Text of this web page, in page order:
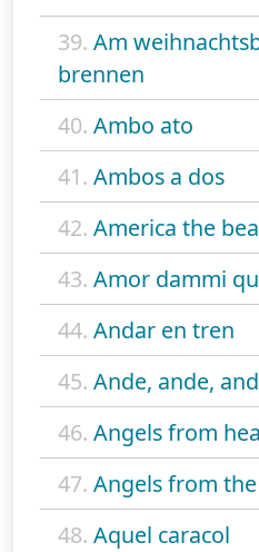
39. Am
brennen
40. Ambo ato
41. Ambos a dos
42. America the
43. Amor dammi
44. Andar en tren
45. Ande, ande,
46. Angels from
47. Angels from
48. Aquel caracol